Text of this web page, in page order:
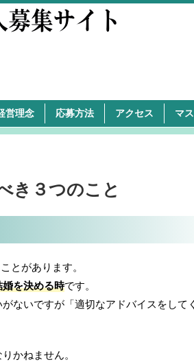
営理念 応募方法 アクセス マ
き３つのこと
とがあります。
を決める時です。
ないですが「適切なアドバイスをして
かねません。